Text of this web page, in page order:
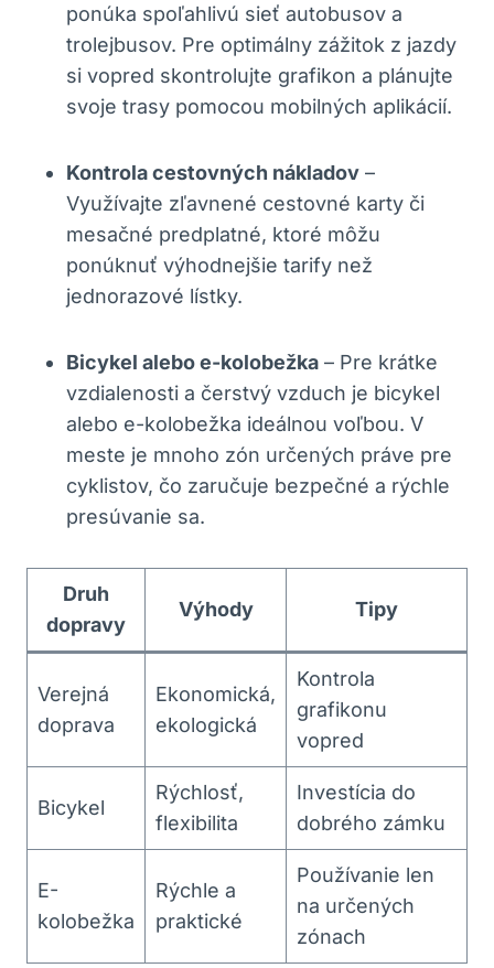
⁢ponúka ⁤spoľahlivú‍ sieť autobusov a⁤
trolejbusov. Pre optimálny zážitok z jazdy
si vopred⁤ skontrolujte grafikon​ a ⁣plánujte⁢
svoje trasy ⁤pomocou ‍mobilných ⁣aplikácií.
Kontrola cestovných nákladov –
⁢Využívajte zľavnené cestovné karty‌ či
mesačné predplatné, ‌ktoré môžu
ponúknuť výhodnejšie ‌tarify než
jednorazové lístky.
Bicykel alebo⁣ e-kolobežka – ‍Pre ‍krátke
vzdialenosti a‍ čerstvý ‍vzduch je bicykel
alebo e-kolobežka⁣ ideálnou voľbou. ​V
⁣meste je⁢ mnoho zón určených práve pre
cyklistov, čo zaručuje bezpečné a rýchle
presúvanie sa.
Druh
dopravy
Výhody Tipy
Verejná
doprava
Ekonomická,
ekologická
Kontrola
grafikonu
vopred
Bicykel
Rýchlosť,
⁣flexibilita
Investícia do
dobrého zámku
E-
kolobežka
Rýchle a
praktické
Používanie len
na určených
⁢zónach